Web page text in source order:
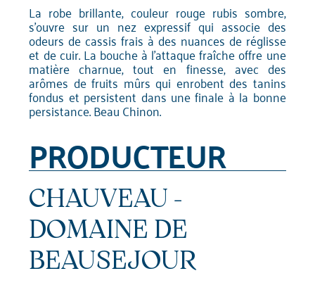
La robe brillante, couleur rouge rubis sombre,
s'ouvre sur un nez expressif qui associe des
odeurs de cassis frais à des nuances de réglisse
et de cuir. La bouche à l'attaque fraîche offre une
matière charnue, tout en finesse, avec des
arômes de fruits mûrs qui enrobent des tanins
fondus et persistent dans une finale à la bonne
persistance. Beau Chinon.
PRODUCTEUR
CHAUVEAU -
DOMAINE DE
BEAUSEJOUR